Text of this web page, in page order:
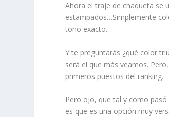
Ahora el traje de chaqueta se
estampados…Simplemente
tono exacto.
Y te preguntarás ¿qué color
será el que más veamos.
primeros puestos del ranking.
Pero ojo, que tal y como
es que es una opción muy